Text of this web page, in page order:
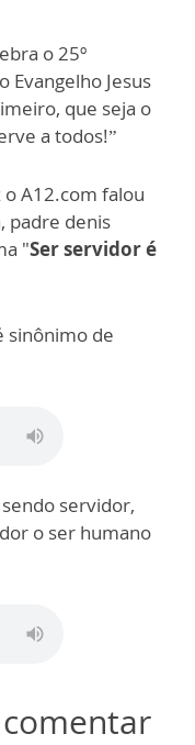
o 25º
Jesus
que seja o
a todos!”
o A12.com falou
padre denis
"Ser servidor é
sinônimo de
servidor,
o ser humano